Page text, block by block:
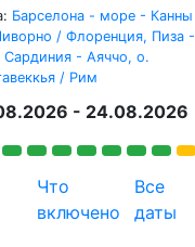
Барселона - море - Канны
/ Флоренция, Пиза -
- Аяччо, о.
/ Рим
- 24.08.2026
Что
включено
Все
даты